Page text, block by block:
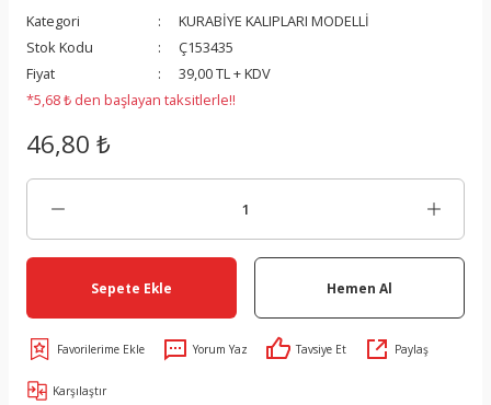
Kategori
KURABİYE KALIPLARI MODELLİ
Stok Kodu
Ç153435
Fiyat
39,00 TL + KDV
*5,68 ₺ den başlayan taksitlerle!!
46,80 ₺
Sepete Ekle Hemen Al
Yorum Yaz Tavsiye Et Paylaş
Karşılaştır